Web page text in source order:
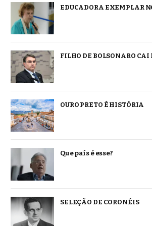
EDUCADORA EXEMPLAR
FILHO DE BOLSONARO
OURO PRETO É HISTÓRIA
Que país é esse?
SELEÇÃO DE CORONÉIS